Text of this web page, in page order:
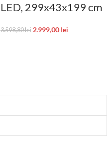
LED, 299x43x199 cm
3.598,80lei 2.999,00lei